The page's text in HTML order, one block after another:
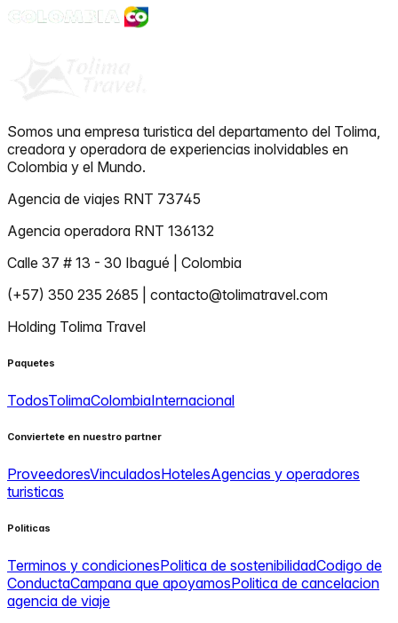
Somos una empresa turistica del departamento del Tolima,
creadora y operadora de experiencias inolvidables en
Colombia y el Mundo.
Agencia de viajes RNT 73745
Agencia operadora RNT 136132
Calle 37 # 13 - 30 Ibagué | Colombia
(+57) 350 235 2685 | contacto@tolimatravel.com
Holding Tolima Travel
Paquetes
TodosTolimaColombiaInternacional
Conviertete en nuestro partner
ProveedoresVinculadosHotelesAgencias y operadores
turisticas
Politicas
Terminos y condicionesPolitica de sostenibilidadCodigo de
ConductaCampana que apoyamosPolitica de cancelacion
agencia de viaje